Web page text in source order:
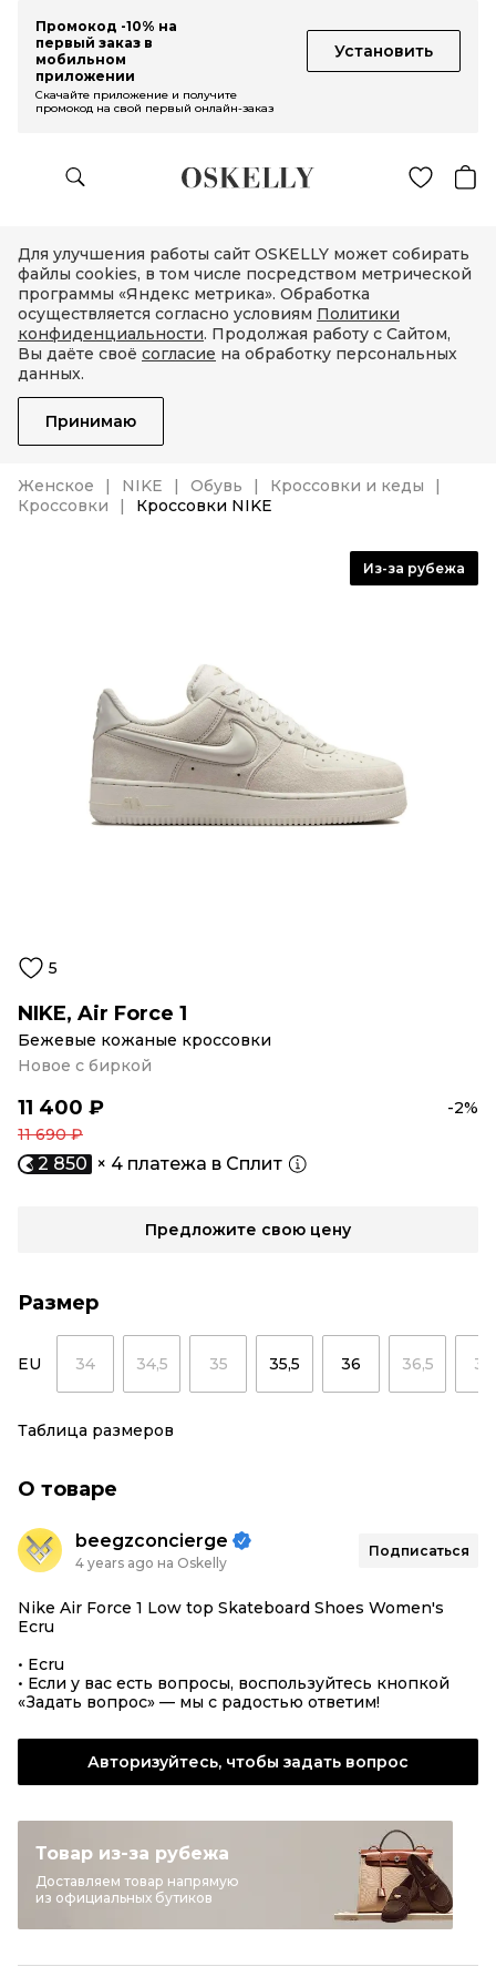
Промокод -10% на
первый заказ в
мобильном
приложении
Установить
Скачайте приложение и получите
промокод на свой первый онлайн-заказ
Для улучшения работы сайт OSKELLY может собирать
файлы cookies, в том числе посредством метрической
программы «Яндекс метрика». Обработка
осуществляется согласно условиям Политики
конфиденциальности. Продолжая работу с Сайтом,
Вы даёте своё согласие на обработку персональных
данных.
Принимаю
Женское NIKE Обувь
Кроссовки и кеды
Кроссовки
Кроссовки NIKE
Из-за рубежа
5
NIKE, Air Force 1
Бежевые кожаные кроссовки
Новое с биркой
11 400 ₽
-2%
11 690 ₽
2 850 × 4 платежа в Сплит
Предложите свою цену
Размер
EU 34 34,5 35 35,5 36 36,5 37
Таблица размеров
О товаре
beegzconcierge
4 years ago на Oskelly
Подписаться
Nike Air Force 1 Low top Skateboard Shoes Women's
Ecru
• Ecru
• Если у вас есть вопросы, воспользуйтесь кнопкой
«Задать вопрос» — мы с радостью ответим!
Авторизуйтесь, чтобы задать вопрос
Товар из-за рубежа
Доставляем товар напрямую
из официальных бутиков